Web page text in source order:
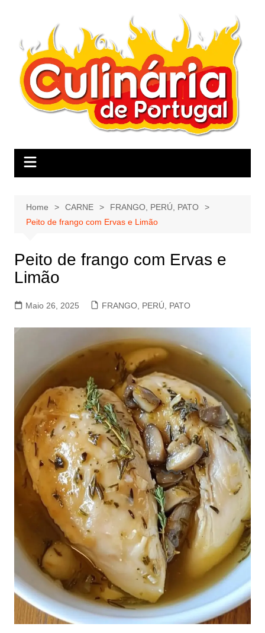
Home CARNE
FRANGO, PERÚ, PATO
Peito de frango com Ervas e Limão
Peito de frango com Ervas e
Limão
Maio 26, 2025 FRANGO, PERÚ, PATO